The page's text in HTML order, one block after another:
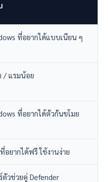
ที่อยากได้แบบเนียน ๆ
/ แรมน้อย
ที่อยากได้ตัวกันขโมย
ยากได้ฟรี ใช้งานง่าย
วช่วยคู่ Defender